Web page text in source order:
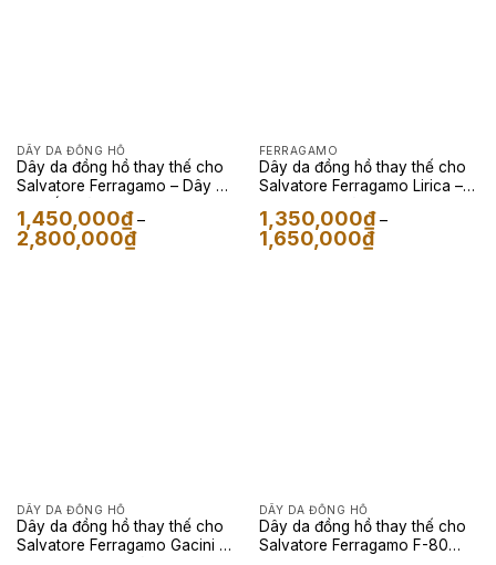
DÂY DA ĐỒNG HỒ
Dây da đồng hồ thay thế cho
Salvatore Ferragamo – Dây Da
1,450,000₫ –
2,800,000₫Khoảng
giá:
FERRAGAMO
Dây da đồng hồ thay thế cho
Salvatore Ferragamo Lirica –
1,350,000₫ –
1,650,000₫Khoảng
giá:
DÂY DA ĐỒNG HỒ
Dây da đồng hồ thay thế cho
Salvatore Ferragamo Gacini –
DÂY DA ĐỒNG HỒ
Dây da đồng hồ thay thế cho
Salvatore Ferragamo F-80